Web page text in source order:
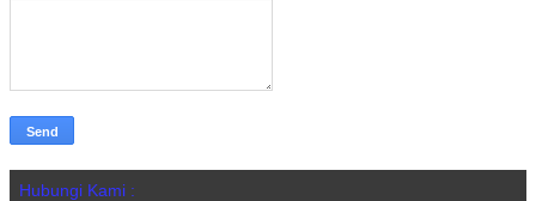
Hubungi Kami :